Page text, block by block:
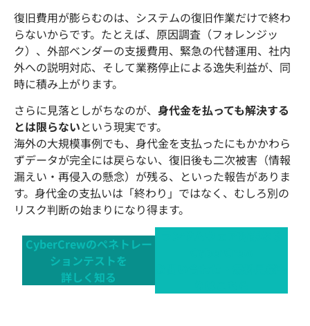
復旧費用が膨らむのは、システムの復旧作業だけで終わ
らないからです。たとえば、原因調査（フォレンジッ
ク）、外部ベンダーの支援費用、緊急の代替運用、社内
外への説明対応、そして業務停止による逸失利益が、同
時に積み上がります。
さらに見落としがちなのが、 身代金を払っても解決する
とは限らないという現実です。
海外の大規模事例でも、身代金を支払ったにもかかわら
ずデータが完全には戻らない、復旧後も二次被害（情報
漏えい・再侵入の懸念）が残る、といった報告がありま
す。身代金の支払いは「終わり」ではなく、むしろ別の
リスク判断の始まりになり得ます。
CyberCrewのペネトレー
ションテストを
詳しく知る